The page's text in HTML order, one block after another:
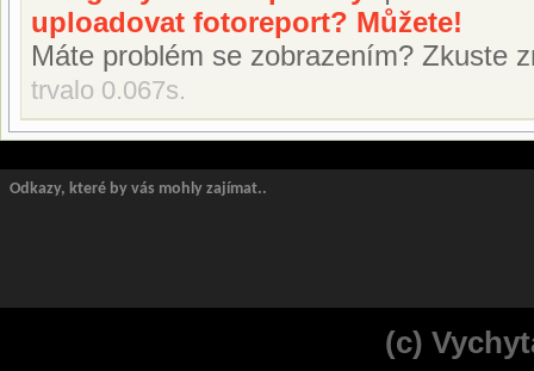
uploadovat fotoreport? Můžete!
Máte problém se zobrazením? Zkuste
trvalo 0.067s.
Odkazy, které by vás mohly zajímat..
(c)